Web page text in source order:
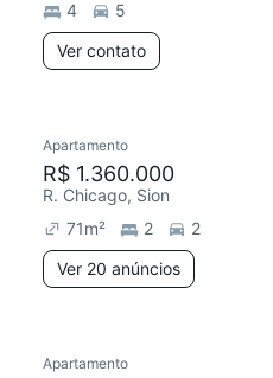
4
5
Ver contato
Redecorar
Apartamento
R$ 1.360.000
R. Chicago, Sion
71m² 2
2
Ver 20 anúncios
Redecorar
Apartamento